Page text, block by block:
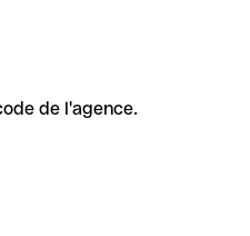
de l'agence.